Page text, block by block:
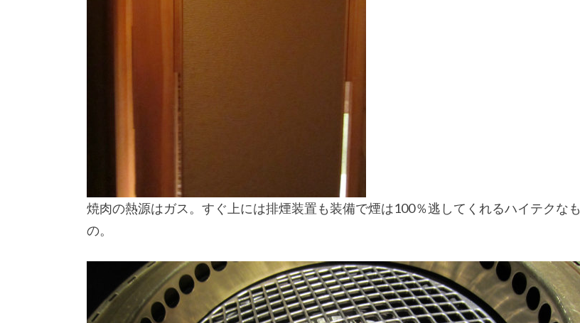
焼肉の熱源はガス。すぐ上には排煙装置も装備で煙は100％逃してくれるハイテクなも
の。